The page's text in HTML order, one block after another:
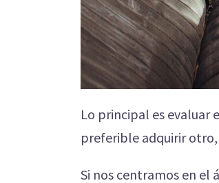
Lo principal es evaluar
preferible adquirir otro,
Si nos centramos en